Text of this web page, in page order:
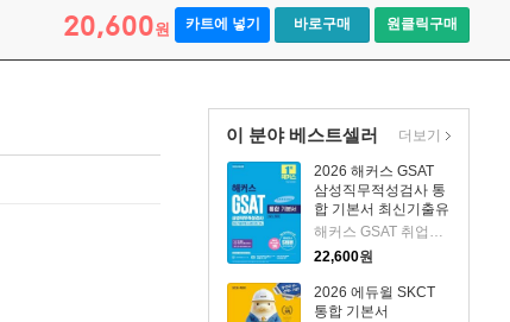
20,600원 카트에 넣기 바로구매 원클릭구매
이 분야 베스트셀러
2026 해커스 GSAT
삼성직무적성검사 통
합 기본서 최신기출유
형+실전모의고사 (수
리/추리)
해커스 GSAT 취업교육연구소 저
22,600원
2026 에듀윌 SKCT
통합 기본서
더보기